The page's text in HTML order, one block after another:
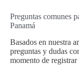
Preguntas comunes
Panamá
Basados ​​en nuestra
preguntas y dudas
momento de